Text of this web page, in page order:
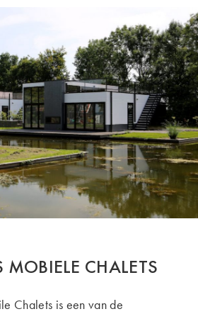
MOBIELE CHALETS
Chalets is een van de